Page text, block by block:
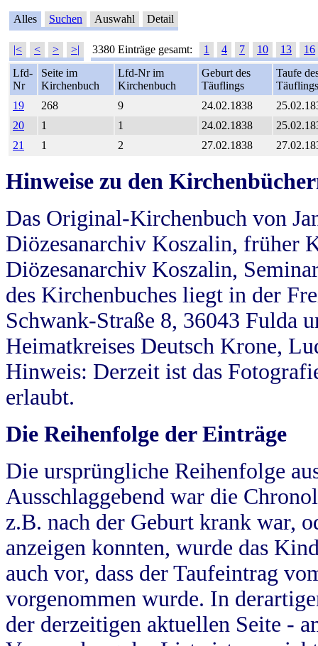
Alles Suchen Auswahl Detail
|< < > >| 3380 Einträge gesamt: 1 4 7 10 13
16
Lfd-
Nr
Seite im
Kirchenbuch
Lfd-Nr im
Kirchenbuch
Geburt des
Täuflings
Taufe
Täuflings
19
268 9 24.02.1838
20
1 1 24.02.1838
21
1 2 27.02.1838
Hinweise zu den
Das Original-Kirchenbuch von
Diözesanarchiv Koszalin, früher
Diözesanarchiv Koszalin,
des Kirchenbuches liegt in der
Schwank-Straße 8, 36043 Fulda
Heimatkreises Deutsch Krone,
Hinweis: Derzeit ist das
erlaubt.
Die Reihenfolge der Einträge
Die ursprüngliche Reihenfolge
Ausschlaggebend war die
z.B. nach der Geburt krank war,
anzeigen konnten, wurde das
auch vor, dass der Taufeintrag
vorgenommen wurde. In
der derzeitigen aktuellen Seite -